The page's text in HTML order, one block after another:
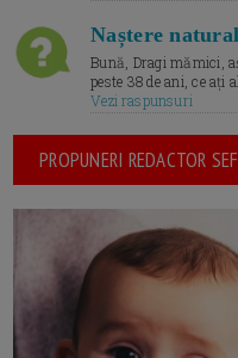
Naștere
Bună, Dragi mămici,
peste 38 de ani, ce ați
Vezi raspunsuri
PROPUNERI REDACTOR SEF